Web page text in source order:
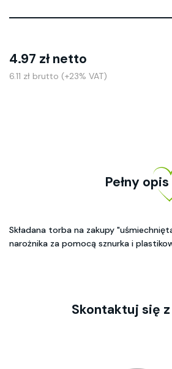
4.97 zł netto
6.11 zł brutto (+23% VAT)
Pełny opis
Składana torba na zakupy
narożnika za pomocą sznurka i
Skontaktuj się